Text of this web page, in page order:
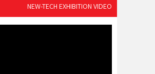
NEW-TECH EXHIBITION VIDEO